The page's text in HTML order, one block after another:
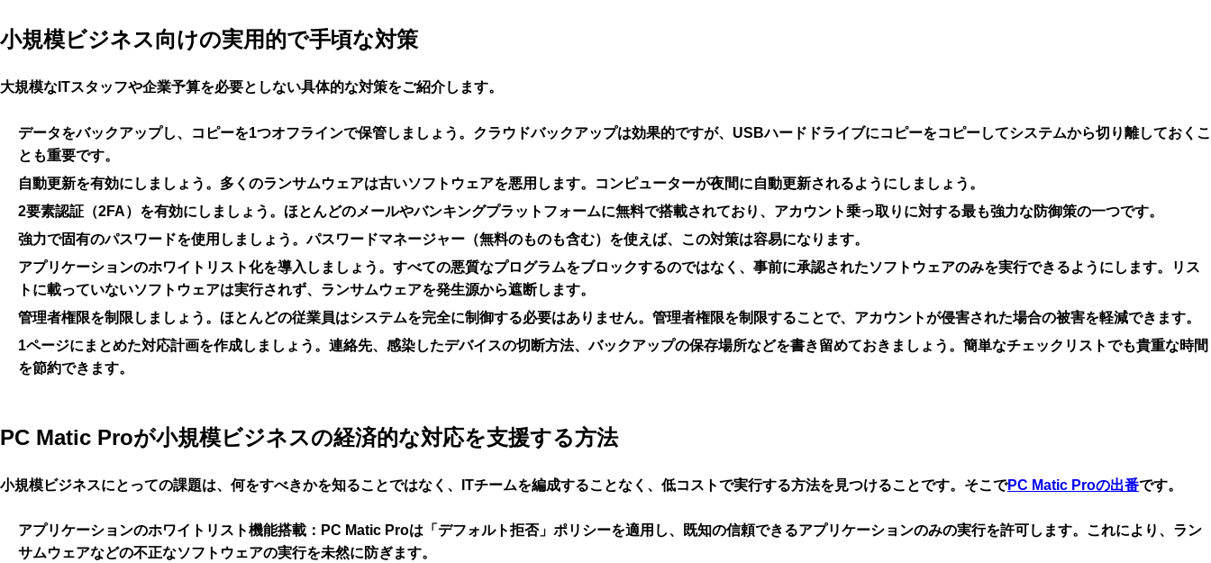
小規模ビジネス向けの実用的で手頃な対策
大規模なITスタッフや企業予算を必要としない具体的な対策をご紹介します。
データをバックアップし、コピーを1つオフラインで保管しましょう。クラウドバックアップは効果的ですが、USBハードドライブにコピーをコピーしてシステムから切り離しておくこ
とも重要です。
自動更新を有効に しましょう。多くのランサムウェアは古いソフトウェアを悪用します。コンピューターが夜間に自動更新されるようにしましょう。
2要素認証（2FA）を有効に しましょう。ほとんどのメールやバンキングプラットフォームに無料で搭載されており、アカウント乗っ取りに対する最も強力な防御策の一つです。
強力で固有のパスワードを使用しましょう。パスワードマネージャー（無料のものも含む）を使えば、この対策は容易になります。
アプリケーションのホワイトリスト化を導入しましょう。すべての悪質なプログラムをブロックするのではなく、事前に承認されたソフトウェアのみを実行できるようにします。リス
トに載っていないソフトウェアは実行されず、ランサムウェアを発生源から遮断します。
管理者権限を制限 しましょう。ほとんどの従業員はシステムを完全に制御する必要はありません。管理者権限を制限することで、アカウントが侵害された場合の被害を軽減できます。
1ページにまとめた対応計画を作成しましょう。連絡先、感染したデバイスの切断方法、バックアップの保存場所などを書き留めておきましょう。簡単なチェックリストでも貴重な時間
を節約できます。
PC Matic Proが小規模ビジネスの経済的な対応を支援する方法
小規模ビジネスにとっての課題は、何をすべきかを知ることではなく、ITチームを編成することなく、低コストで実行する方法を見つけることです。そこでPC Matic Proの出番です。
アプリケーションのホワイトリスト機能搭載： PC Matic Proは「デフォルト拒否」ポリシーを適用し、既知の信頼できるアプリケーションのみの実行を許可します。これにより、ラン
サムウェアなどの不正なソフトウェアの実行を未然に防ぎます。